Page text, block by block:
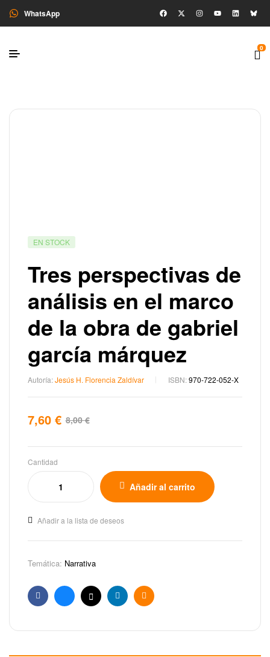
WhatsApp
0
EN STOCK
Tres perspectivas de
análisis en el marco
de la obra de gabriel
garcía márquez
Autoría:Jesús H. Florencia Zaldívar ISBN:970-722-052-X
8,00€
7,60 €
Cantidad
Añadir al carrito
Añadir a la lista de deseos
Temática: Narrativa
FacebookBlueskyX LinkedinEmail